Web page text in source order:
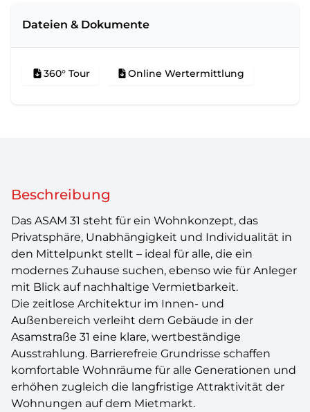
Dateien & Dokumente
360° Tour Online Wertermittlung
Beschreibung
Das ASAM 31 steht für ein Wohnkonzept, das
Privatsphäre, Unabhängigkeit und Individualität in
den Mittelpunkt stellt – ideal für alle, die ein
modernes Zuhause suchen, ebenso wie für Anleger
mit Blick auf nachhaltige Vermietbarkeit.
Die zeitlose Architektur im Innen- und
Außenbereich verleiht dem Gebäude in der
Asamstraße 31 eine klare, wertbeständige
Ausstrahlung. Barrierefreie Grundrisse schaffen
komfortable Wohnräume für alle Generationen und
erhöhen zugleich die langfristige Attraktivität der
Wohnungen auf dem Mietmarkt.